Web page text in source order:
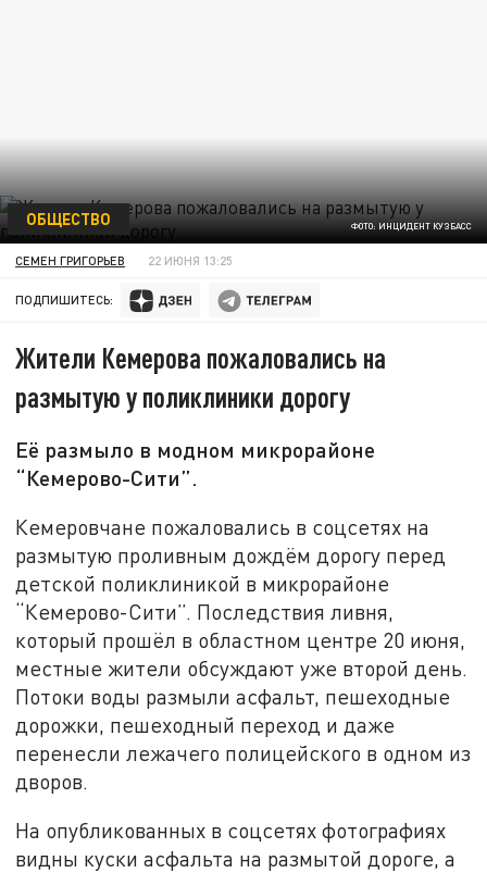
ФОТО: ИНЦИДЕНТ КУЗБАСС
ОБЩЕСТВО
СЕМЕН ГРИГОРЬЕВ 22 ИЮНЯ 13:25
ПОДПИШИТЕСЬ:
Жители Кемерова пожаловались на
размытую у поликлиники дорогу
Её размыло в модном микрорайоне
“Кемерово-Сити”.
Кемеровчане пожаловались в соцсетях на
размытую проливным дождём дорогу перед
детской поликлиникой в микрорайоне
“Кемерово-Сити”. Последствия ливня,
который прошёл в областном центре 20 июня,
местные жители обсуждают уже второй день.
Потоки воды размыли асфальт, пешеходные
дорожки, пешеходный переход и даже
перенесли лежачего полицейского в одном из
дворов.
На опубликованных в соцсетях фотографиях
видны куски асфальта на размытой дороге, а